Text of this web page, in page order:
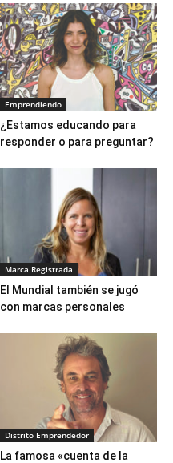
Emprendiendo
¿Estamos educando para
responder o para preguntar?
Marca Registrada
El Mundial también se jugó
con marcas personales
Distrito Emprendedor
La famosa «cuenta de la